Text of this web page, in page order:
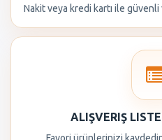
Nakit veya kredi kartı ile
ALIŞVERIŞ